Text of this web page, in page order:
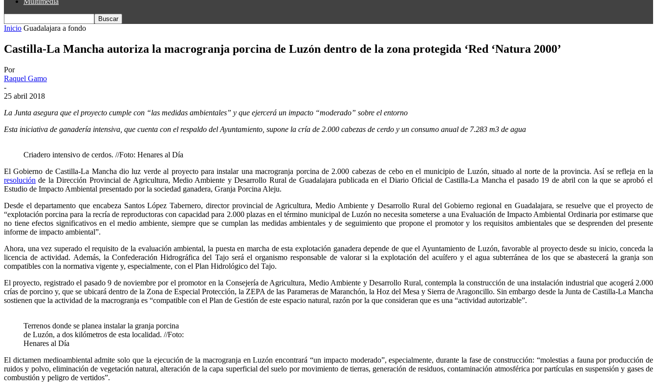
Inicio Guadalajara a fondo
Castilla-La Mancha autoriza la macrogranja porcina de Luzón dentro de la zona protegida ‘Red ‘Natura 2000’
Por
Raquel Gamo
-
25 abril 2018
La Junta asegura que el proyecto cumple con “las medidas ambientales” y que ejercerá un impacto “moderado” sobre el entorno
Esta iniciativa de ganadería intensiva, que cuenta con el respaldo del Ayuntamiento, supone la cría de 2.000 cabezas de cerdo y un consumo anual de 7.283 m3 de agua
Criadero intensivo de cerdos. //Foto: Henares al Día
El Gobierno de Castilla-La Mancha dio luz verde al proyecto para instalar una macrogranja porcina de 2.000 cabezas de cebo en el municipio de Luzón, situado al norte de la provincia. Así se refleja en la
resolución de la Dirección Provincial de Agricultura, Medio Ambiente y Desarrollo Rural de Guadalajara publicada en el Diario Oficial de Castilla-La Mancha el pasado 19 de abril con la que se aprobó el
Estudio de Impacto Ambiental presentado por la sociedad ganadera, Granja Porcina Aleju.
Desde el departamento que encabeza Santos López Tabernero, director provincial de Agricultura, Medio Ambiente y Desarrollo Rural del Gobierno regional en Guadalajara, se resuelve que el proyecto de
“explotación porcina para la recría de reproductoras con capacidad para 2.000 plazas en el término municipal de Luzón no necesita someterse a una Evaluación de Impacto Ambiental Ordinaria por estimarse que
no tiene efectos significativos en el medio ambiente, siempre que se cumplan las medidas ambientales y de seguimiento que propone el promotor y los requisitos ambientales que se desprenden del presente
informe de impacto ambiental”.
Ahora, una vez superado el requisito de la evaluación ambiental, la puesta en marcha de esta explotación ganadera depende de que el Ayuntamiento de Luzón, favorable al proyecto desde su inicio, conceda la
licencia de actividad. Además, la Confederación Hidrográfica del Tajo será el organismo responsable de valorar si la explotación del acuífero y el agua subterránea de los que se abastecerá la granja son
compatibles con la normativa vigente y, especialmente, con el Plan Hidrológico del Tajo.
El proyecto, registrado el pasado 9 de noviembre por el promotor en la Consejería de Agricultura, Medio Ambiente y Desarrollo Rural, contempla la construcción de una instalación industrial que acogerá 2.000
crías de porcino y, que se ubicará dentro de la Zona de Especial Protección, la ZEPA de las Parameras de Maranchón, la Hoz del Mesa y Sierra de Aragoncillo. Sin embargo desde la Junta de Castilla-La Mancha
sostienen que la actividad de la macrogranja es “compatible con el Plan de Gestión de este espacio natural, razón por la que consideran que es una “actividad autorizable”.
Terrenos donde se planea instalar la granja porcina
de Luzón, a dos kilómetros de esta localidad. //Foto:
Henares al Día
El dictamen medioambiental admite solo que la ejecución de la macrogranja en Luzón encontrará “un impacto moderado”, especialmente, durante la fase de construcción: “molestias a fauna por producción de
ruidos y polvo, eliminación de vegetación natural, alteración de la capa superficial del suelo por movimiento de tierras, generación de residuos, contaminación atmosférica por partículas en suspensión y gases de
combustión y peligro de vertidos”.